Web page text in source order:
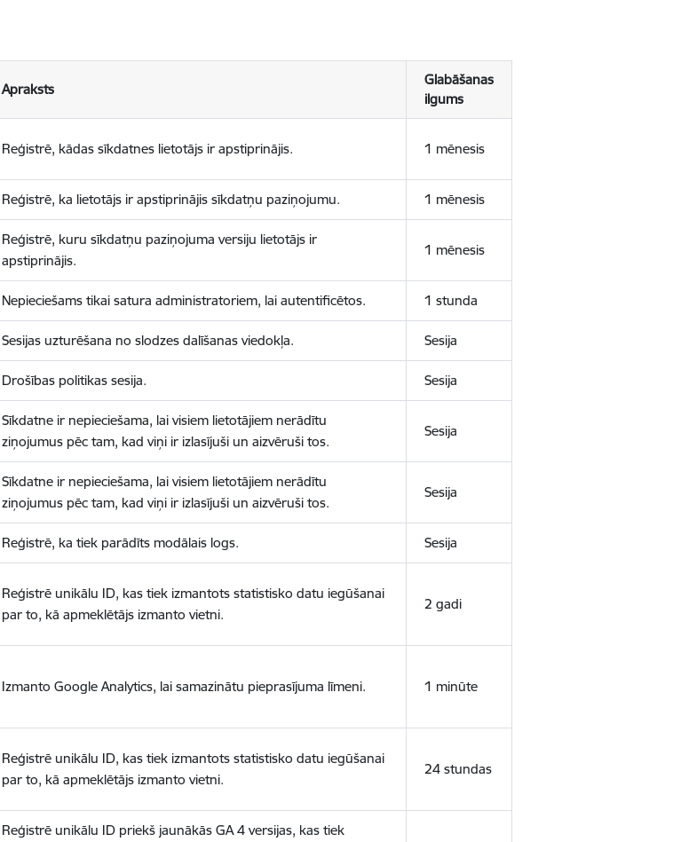
Apraksts
Glabāšanas
ilgums
Reģistrē, kādas sīkdatnes lietotājs ir apstiprinājis. 1 mēnesis
Reģistrē, ka lietotājs ir apstiprinājis sīkdatņu paziņojumu. 1 mēnesis
Reģistrē, kuru sīkdatņu paziņojuma versiju lietotājs ir
apstiprinājis.
1 mēnesis
Nepieciešams tikai satura administratoriem, lai autentificētos. 1 stunda
Sesijas uzturēšana no slodzes dalīšanas viedokļa. Sesija
Drošības politikas sesija. Sesija
Sīkdatne ir nepieciešama, lai visiem lietotājiem nerādītu
ziņojumus pēc tam, kad viņi ir izlasījuši un aizvēruši tos.
Sesija
Sīkdatne ir nepieciešama, lai visiem lietotājiem nerādītu
ziņojumus pēc tam, kad viņi ir izlasījuši un aizvēruši tos.
Sesija
Reģistrē, ka tiek parādīts modālais logs. Sesija
Reģistrē unikālu ID, kas tiek izmantots statistisko datu iegūšanai
par to, kā apmeklētājs izmanto vietni.
2 gadi
Izmanto Google Analytics, lai samazinātu pieprasījuma līmeni. 1 minūte
Reģistrē unikālu ID, kas tiek izmantots statistisko datu iegūšanai
par to, kā apmeklētājs izmanto vietni.
24 stundas
Reģistrē unikālu ID priekš jaunākās GA 4 versijas, kas tiek